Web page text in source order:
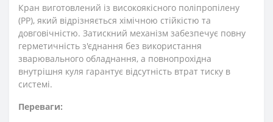
Кран виготовлений із високоякісного поліпропілену
(РР), який відрізняється хімічною стійкістю та
довговічністю. Затискний механізм забезпечує повну
герметичність з'єднання без використання
зварювального обладнання, а повнопрохідна
внутрішня куля гарантує відсутність втрат тиску в
системі.
Переваги: